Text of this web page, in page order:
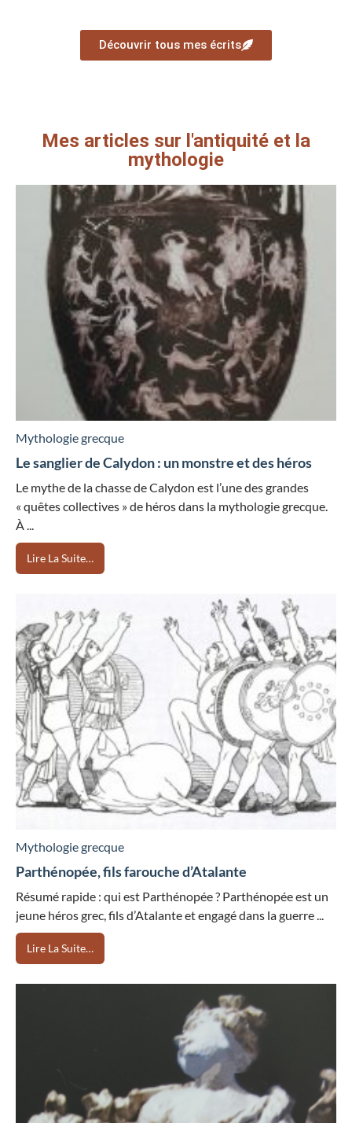
Découvrir tous mes écrits
Mes articles sur l'antiquité et la
mythologie
Mythologie grecque
Le sanglier de Calydon : un monstre et des héros
Le mythe de la chasse de Calydon est l’une des grandes
« quêtes collectives » de héros dans la mythologie grecque.
À ...
Lire La Suite…
Mythologie grecque
Parthénopée, fils farouche d’Atalante
Résumé rapide : qui est Parthénopée ? Parthénopée est un
jeune héros grec, fils d’Atalante et engagé dans la guerre ...
Lire La Suite…